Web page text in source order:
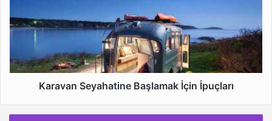
İpuçları
Karavan Seyahatine Başlamak İçin İpuçları